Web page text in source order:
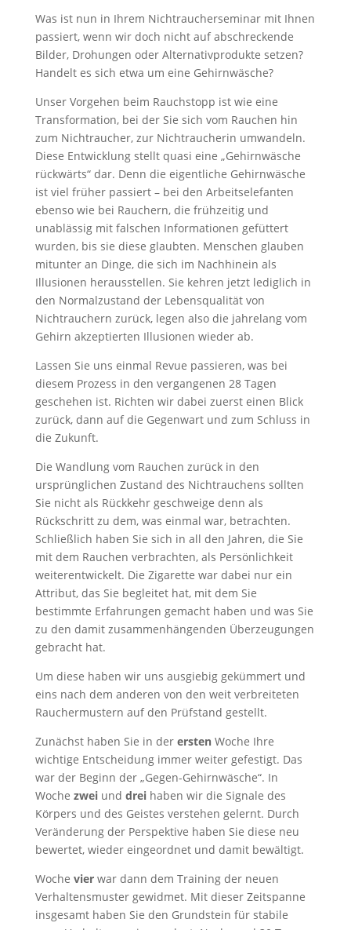
Was ist nun in Ihrem Nichtraucherseminar mit Ihnen
passiert, wenn wir doch nicht auf abschreckende
Bilder, Drohungen oder Alternativprodukte setzen?
Handelt es sich etwa um eine Gehirnwäsche?
Unser Vorgehen beim Rauchstopp ist wie eine
Transformation, bei der Sie sich vom Rauchen hin
zum Nichtraucher, zur Nichtraucherin umwandeln.
Diese Entwicklung stellt quasi eine „Gehirnwäsche
rückwärts“ dar. Denn die eigentliche Gehirnwäsche
ist viel früher passiert – bei den Arbeitselefanten
ebenso wie bei Rauchern, die frühzeitig und
unablässig mit falschen Informationen gefüttert
wurden, bis sie diese glaubten. Menschen glauben
mitunter an Dinge, die sich im Nachhinein als
Illusionen herausstellen. Sie kehren jetzt lediglich in
den Normalzustand der Lebensqualität von
Nichtrauchern zurück, legen also die jahrelang vom
Gehirn akzeptierten Illusionen wieder ab.
Lassen Sie uns einmal Revue passieren, was bei
diesem Prozess in den vergangenen 28 Tagen
geschehen ist. Richten wir dabei zuerst einen Blick
zurück, dann auf die Gegenwart und zum Schluss in
die Zukunft.
Die Wandlung vom Rauchen zurück in den
ursprünglichen Zustand des Nichtrauchens sollten
Sie nicht als Rückkehr geschweige denn als
Rückschritt zu dem, was einmal war, betrachten.
Schließlich haben Sie sich in all den Jahren, die Sie
mit dem Rauchen verbrachten, als Persönlichkeit
weiterentwickelt. Die Zigarette war dabei nur ein
Attribut, das Sie begleitet hat, mit dem Sie
bestimmte Erfahrungen gemacht haben und was Sie
zu den damit zusammenhängenden Überzeugungen
gebracht hat.
Um diese haben wir uns ausgiebig gekümmert und
eins nach dem anderen von den weit verbreiteten
Rauchermustern auf den Prüfstand gestellt.
Zunächst haben Sie in der erstenWoche Ihre
wichtige Entscheidung immer weiter gefestigt. Das
war der Beginn der „Gegen-Gehirnwäsche“. In
Woche zweiund dreihaben wir die Signale des
Körpers und des Geistes verstehen gelernt. Durch
Veränderung der Perspektive haben Sie diese neu
bewertet, wieder eingeordnet und damit bewältigt.
Woche vierwar dann dem Training der neuen
Verhaltensmuster gewidmet. Mit dieser Zeitspanne
insgesamt haben Sie den Grundstein für stabile